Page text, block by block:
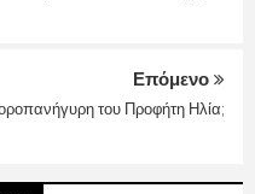
Επόμενο
του Προφήτη Ηλία;